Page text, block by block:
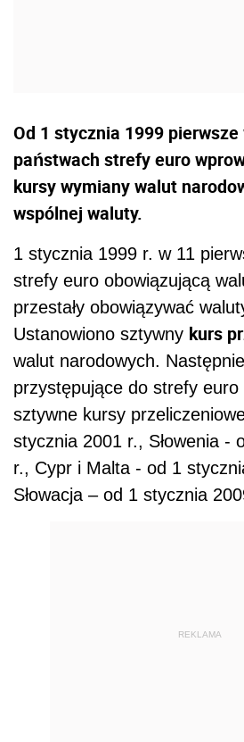
Od 1 stycznia 1999 pierwsze
państwach strefy euro
kursy wymiany walut
wspólnej waluty.
1 stycznia 1999 r. w 11
strefy euro obowiązującą
przestały obowiązywać
Ustanowiono sztywny kurs
walut narodowych.
przystępujące do strefy euro
sztywne kursy
stycznia 2001 r., Słowenia -
r., Cypr i Malta - od 1
Słowacja – od 1 stycznia
REKLAMA